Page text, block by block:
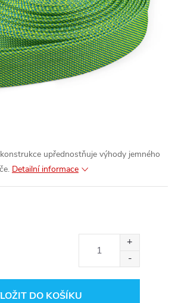
upřednostňuje výhody jemného
Detailní informace
DO KOŠÍKU